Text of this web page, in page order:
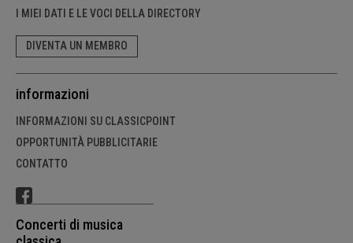
I MIEI DATI E LE VOCI DELLA DIRECTORY
DIVENTA UN MEMBRO
informazioni
INFORMAZIONI SU CLASSICPOINT
OPPORTUNITÀ PUBBLICITARIE
CONTATTO
Concerti di musica